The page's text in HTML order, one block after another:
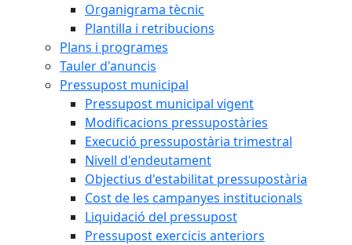
Organigrama tècnic
Plantilla i retribucions
Plans i programes
Tauler d'anuncis
Pressupost municipal
Pressupost municipal vigent
Modificacions pressupostàries
Execució pressupostària trimestral
Nivell d'endeutament
Objectius d'estabilitat pressupostària
Cost de les campanyes institucionals
Liquidació del pressupost
Pressupost exercicis anteriors